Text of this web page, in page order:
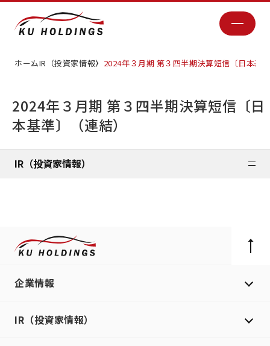
ホームIR（投資家情報） 2024年３月期 第３四半期決算短信〔日本基
2024年３月期 第３四半期決算短信〔日
本基準〕（連結）
IR（投資家情報）
企業情報
IR（投資家情報）